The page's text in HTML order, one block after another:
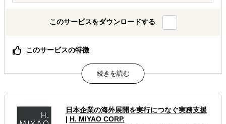
このサービスをダウンロードする
このサービスの特徴
インドに常駐する実働チームが、調査からパートナー探
索・交渉まで一気通貫で支援します。
研究・技術領域に強く、専門性の高い製品や複雑な事業で
も正確に価値を翻訳し市場に届けます。
て柔軟にスモールスタートできます。
日本企業の海外展開を実行につなぐ実務支援
| H. MIYAO CORP.